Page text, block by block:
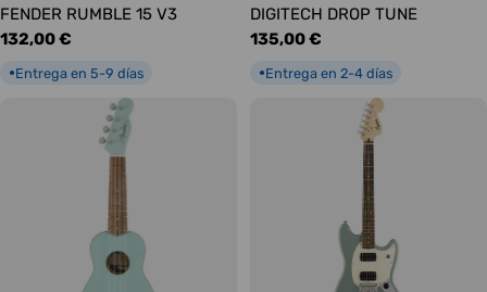
FENDER RUMBLE 15 V3
Precio
132,00 €
●Entrega en 5-9 días
DIGITECH DROP TUNE
Precio
135,00 €
●Entrega en 2-4 días